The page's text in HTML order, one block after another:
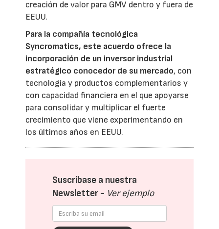
creación de valor para GMV dentro y fuera de
EEUU.
Para la compañía tecnológica
Syncromatics, este acuerdo ofrece la
incorporación de un inversor industrial
estratégico conocedor de su mercado, con
tecnología y productos complementarios y
con capacidad financiera en el que apoyarse
para consolidar y multiplicar el fuerte
crecimiento que viene experimentando en
los últimos años en EEUU.
Suscríbase a nuestra
Newsletter - Ver ejemplo